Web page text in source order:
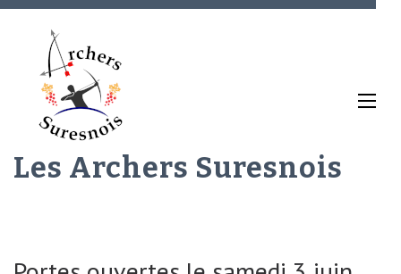
Aller
(Pressez
Les Archers Suresnois